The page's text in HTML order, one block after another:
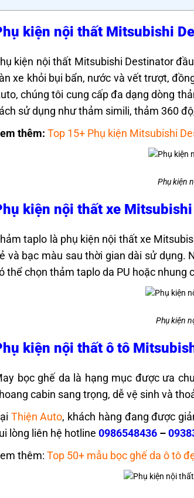
kiện nội thất Mitsubishi
kiện nội thất Mitsubishi Destinator
xe khỏi bụi bẩn, nước và vết trượt,
chúng tôi cung cấp đa dạng dòng
sử dụng như thảm simili, thảm 360
thêm: Top 15+ Phụ kiện Mitsubishi
Phụ kiện
kiện nội thất xe
taplo là phụ kiện nội thất xe
và bạc màu sau thời gian dài sử dụng.
thể chọn thảm taplo da PU hoặc nhung
Phụ kiện
kiện nội thất ô tô
bọc ghế da là hạng mục được ưa
cabin sang trọng, dễ vệ sinh và
Thiện Auto, khách hàng đang được
lòng liên hệ hotline 0986548436 –
thêm: Top 50+ mẫu bọc ghế da ô tô